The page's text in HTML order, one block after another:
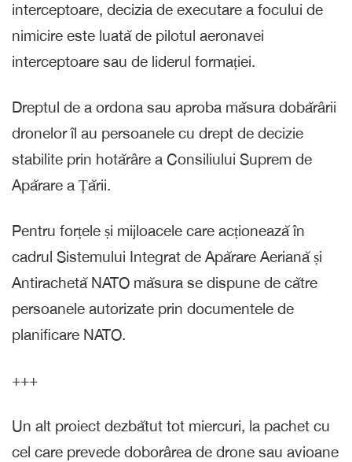
interceptoare, decizia de executare a focului de
nimicire este luată de pilotul aeronavei
interceptoare sau de liderul formației.
Dreptul de a ordona sau aproba măsura dobărârii
dronelor îl au persoanele cu drept de decizie
stabilite prin hotărâre a Consiliului Suprem de
Apărare a Țării.
Pentru forțele și mijloacele care acționează în
cadrul Sistemului Integrat de Apărare Aeriană și
Antirachetă NATO măsura se dispune de către
persoanele autorizate prin documentele de
planificare NATO.
+++
Un alt proiect dezbătut tot miercuri, la pachet cu
cel care prevede doborârea de drone sau avioane